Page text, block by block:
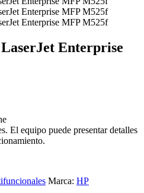
Enterprise
El equipo puede presentar detalles
Marca: HP